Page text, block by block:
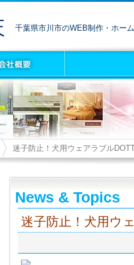
千葉県市川市のWEB制作・ホー
迷子防止！犬用ウェアラブル
News & Topics
迷子防止！犬用ウ